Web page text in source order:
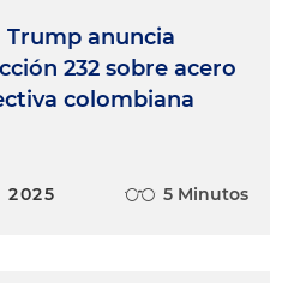
anuncia
232 sobre acero
colombiana
2025 5 Minutos